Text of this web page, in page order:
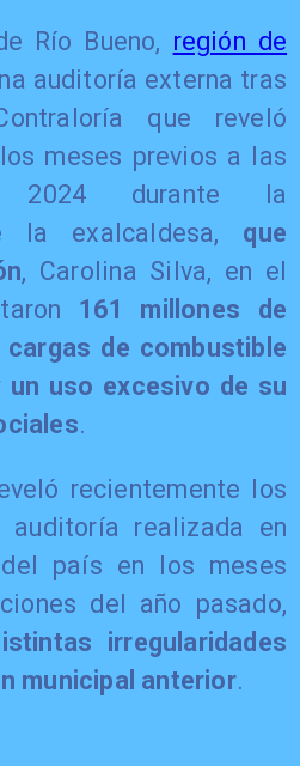
Río Bueno, región de
auditoría externa tras
que reveló
meses previos a las
2024 durante la
la exalcaldesa, que
, Carolina Silva, en el
161 millones de
de combustible
un uso excesivo de su
.
recientemente los
auditoría realizada en
país en los meses
del año pasado,
irregularidades
municipal anterior.